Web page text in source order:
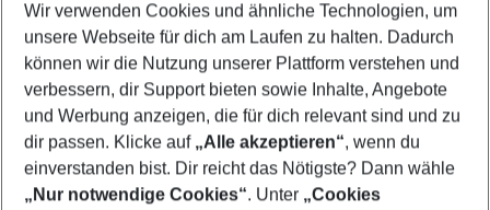
2 Erwachsene Keine Kinder
Mehr Filter anzeigen
Wir verwenden Cookies und ähnliche Technologien, um
unsere Webseite für dich am Laufen zu halten. Dadurch
können wir die Nutzung unserer Plattform verstehen und
verbessern, dir Support bieten sowie Inhalte, Angebote
und Werbung anzeigen, die für dich relevant sind und zu
dir passen. Klicke auf „Alle akzeptieren“, wenn du
einverstanden bist. Dir reicht das Nötigste? Dann wähle
„Nur notwendige Cookies“. Unter „Cookies